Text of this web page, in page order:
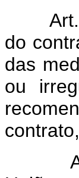
Art.
do
das
ou
Art.